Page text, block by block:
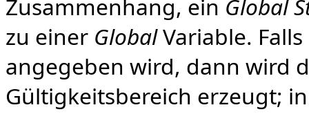
Zusammenhang, ein Global
zu einer GlobalVariable.
angegeben wird, dann wird
Gültigkeitsbereich erzeugt;